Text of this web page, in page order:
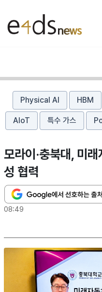
Physical AI HBM
AIoT 특수 가스
모라이·충북대, 미
성 협력
08:49